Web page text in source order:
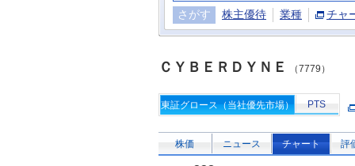
さがす 株主優待 業種 チャ
ＣＹＢＥＲＤＹＮＥ （7779）
東証グロース（当社優先市場） PTS
株価 ニュース チャート 評